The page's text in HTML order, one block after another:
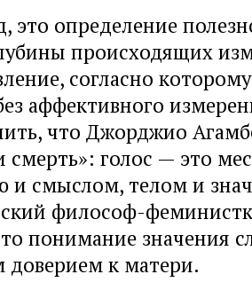
это определение
происходящих
согласно
аффективного
что Джорджио
смерть»: голос — это
и смыслом, телом и
философ-
понимание значения
к матери.